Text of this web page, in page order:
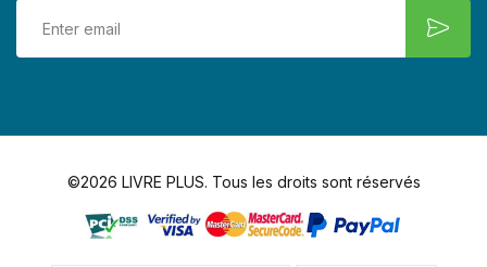
©2026 LIVRE PLUS. Tous les droits sont réservés